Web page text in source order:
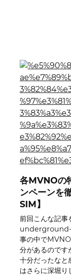
各MVNOの
ンペーンを
SIM】
前回こんな記事
事の中で
分があるのです
十分だったなと
はさらに深堀